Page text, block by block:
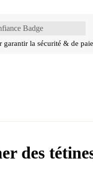
garantir la sécurité & de
des